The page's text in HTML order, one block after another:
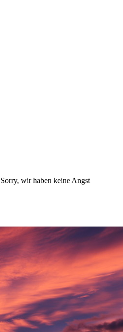
Sorry, wir haben keine Angst